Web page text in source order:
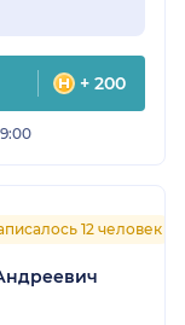
+ 200
12 человек